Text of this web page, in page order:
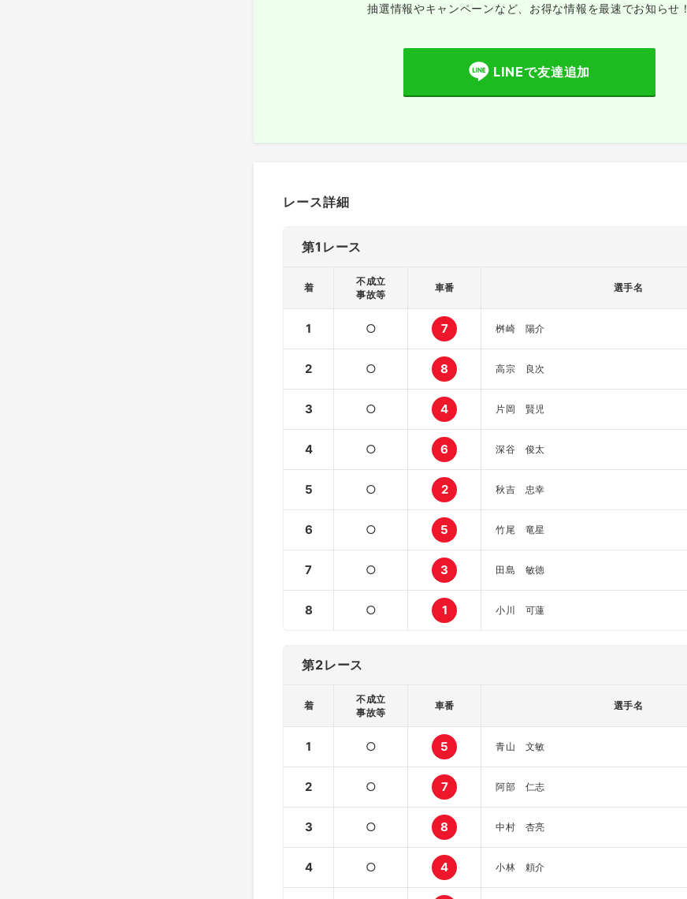
抽選情報やキャンペーンなど、 お得な情報を最速でお知らせ！
LINEで友達追加
レース詳細
第1レース
着
不成立
事故等
車番 選手名
1 ○ 7 桝崎 陽介
2 ○ 8 高宗 良次
3 ○ 4 片岡 賢児
4 ○ 6 深谷 俊太
5 ○ 2 秋吉 忠幸
6 ○ 5 竹尾 竜星
7 ○ 3 田島 敏徳
8 ○ 1 小川 可蓮
第2レース
着
不成立
事故等
車番 選手名
1 ○ 5 青山 文敏
2 ○ 7 阿部 仁志
3 ○ 8 中村 杏亮
4 ○ 4 小林 頼介